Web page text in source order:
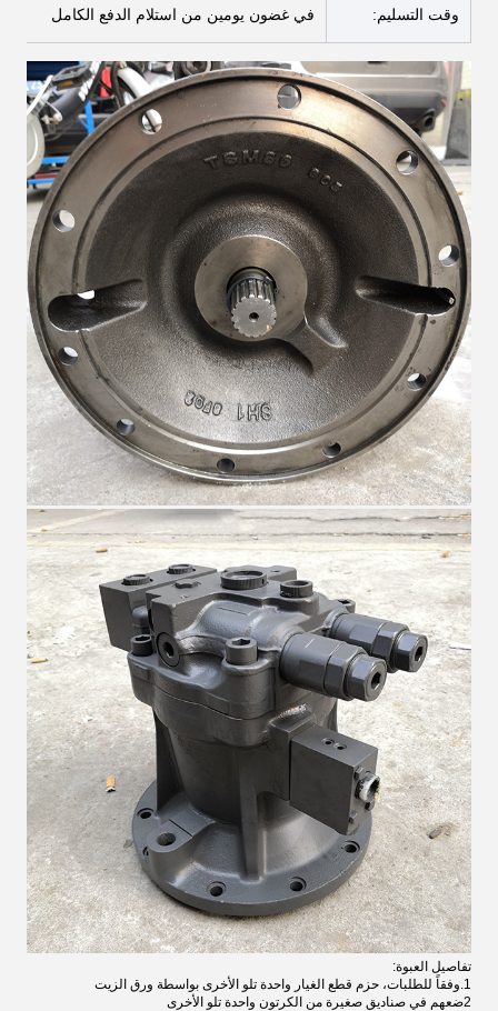
وقت التسليم: في غضون يومين من استلام الدفع الكامل
تفاصيل العبوة:
1.وفقاً للطلبات، حزم قطع الغيار واحدة تلو الأخرى بواسطة ورق الزيت
2ضعهم في صناديق صغيرة من الكرتون واحدة تلو الأخرى